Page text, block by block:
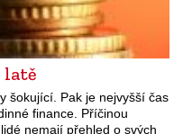
latě
šokující. Pak je nejvyšší čas
finance. Příčinou
nemají přehled o svých